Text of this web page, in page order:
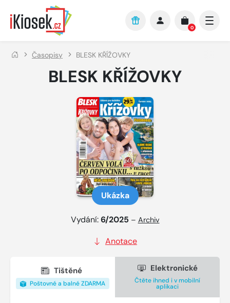
Přejít na hlavní obsah
0
Časopisy BLESK KŘÍŽOVKY
BLESK KŘÍŽOVKY
Ukázka
Vydání:6/2025 – Archiv
Anotace
Tištěné
Poštovné a balné ZDARMA
Elektronické
Čtěte ihned i v mobilní
aplikaci